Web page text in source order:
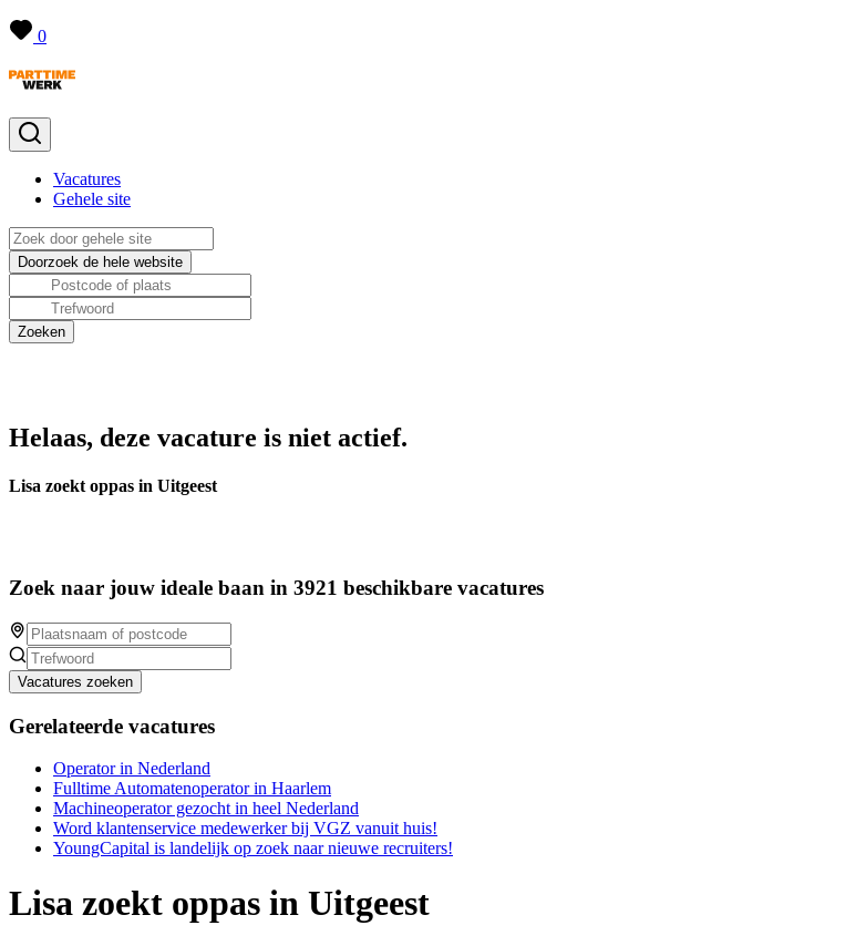
0
Vacatures
Gehele site
Helaas, deze vacature is niet actief.
Lisa zoekt oppas in Uitgeest
Zoek naar jouw ideale baan in 3921 beschikbare vacatures
Vacatures zoeken
Gerelateerde vacatures
Operator in Nederland
Fulltime Automatenoperator in Haarlem
Machineoperator gezocht in heel Nederland
Word klantenservice medewerker bij VGZ vanuit huis!
YoungCapital is landelijk op zoek naar nieuwe recruiters!
Lisa zoekt oppas in Uitgeest